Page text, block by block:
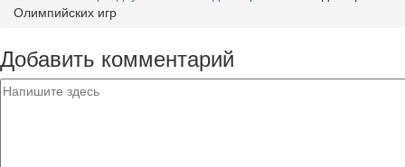
Олимпийских игр
Добавить комментарий